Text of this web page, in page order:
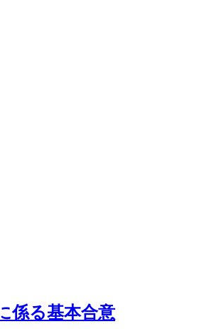
係る基本合意